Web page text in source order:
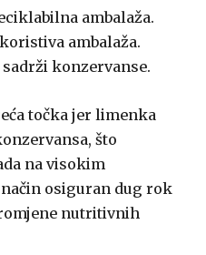
ambalaža.
ambalaža.
konzervanse.
točka jer limenka
što
na visokim
osiguran dug rok
nutritivnih